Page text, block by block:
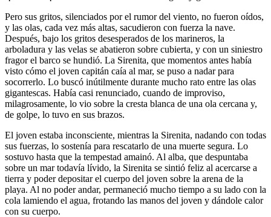
Pero sus gritos, silenciados por el rumor del viento, no fueron oídos,
y las olas, cada vez más altas, sacudieron con fuerza la nave.
Después, bajo los gritos desesperados de los marineros, la
arboladura y las velas se abatieron sobre cubierta, y con un siniestro
fragor el barco se hundió. La Sirenita, que momentos antes había
visto cómo el joven capitán caía al mar, se puso a nadar para
socorrerlo. Lo buscó inútilmente durante mucho rato entre las olas
gigantescas. Había casi renunciado, cuando de improviso,
milagrosamente, lo vio sobre la cresta blanca de una ola cercana y,
de golpe, lo tuvo en sus brazos.
El joven estaba inconsciente, mientras la Sirenita, nadando con todas
sus fuerzas, lo sostenía para rescatarlo de una muerte segura. Lo
sostuvo hasta que la tempestad amainó. Al alba, que despuntaba
sobre un mar todavía lívido, la Sirenita se sintió feliz al acercarse a
tierra y poder depositar el cuerpo del joven sobre la arena de la
playa. Al no poder andar, permaneció mucho tiempo a su lado con la
cola lamiendo el agua, frotando las manos del joven y dándole calor
con su cuerpo.